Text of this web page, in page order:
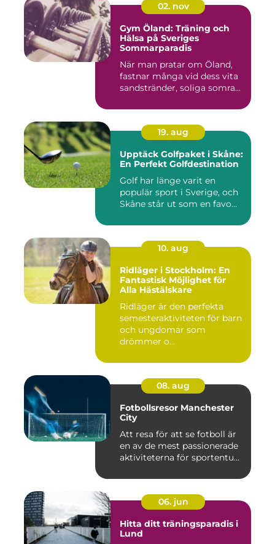
02. nov
Gym Öland: Träning och
Hälsa på Sveriges
Sommarparadis
När man pratar om Öland,
fastnar många vid dess vita
sandstränder, soliga somra...
19. aug
Upptäck Golfpaket i Skåne:
En Perfekt Golfdestination
Golf har länge varit en
populär sport i Sverige, och
Skåne står ut som en favo...
10. aug
Ridläger i Stockholm: En
Fantastisk Möjlighet för
Alla Hästälskare
Ridläger är den perfekta
semesteraktiviteten för barn
och ungdomar som
drömmer o...
08. aug
Fotbollsresor Manchester
City
Att resa för att se fotboll är
en av de mest passionerade
aktiviteterna för sportentu...
06. jun
Hitta ditt träningsparadis i
Lund